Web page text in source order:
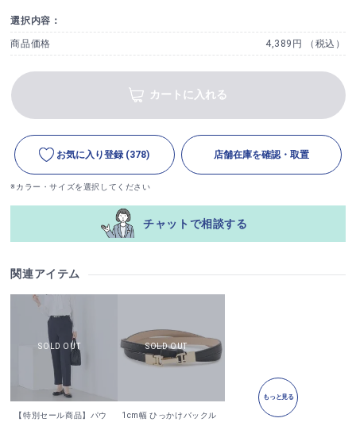
選択内容：
商品価格 4,389円 （税込）
カートに入れる
お気に入り登録 (378) 店舗在庫を確認・取置
※カラー・サイズを選択してください
チャットで相談する
関連アイテム
【特別セール商品】パウ
1cm幅 ひっかけバックル
もっと見る